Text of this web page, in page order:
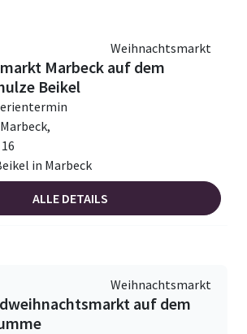
Weihnachtsmarkt
Marbeck auf dem
Beikel
in Marbeck
ALLE DETAILS
Weihnachtsmarkt
auf dem